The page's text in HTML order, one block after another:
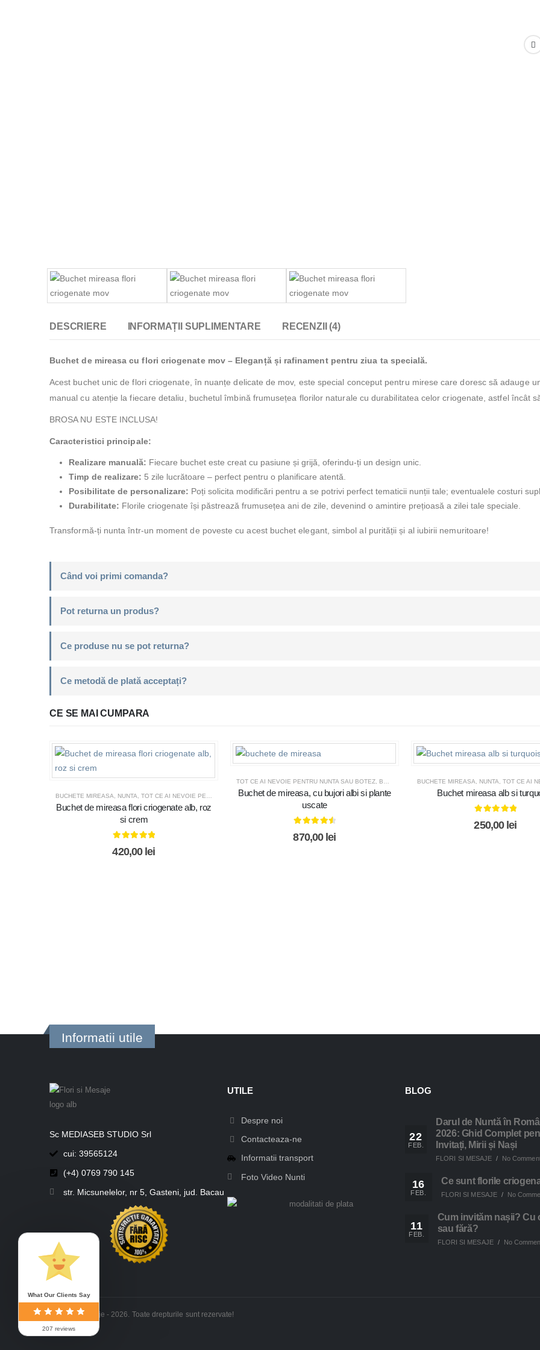
DESCRIERE INFORMAȚII SUPLIMENTARE RECENZII (4)
Buchet de mireasa cu flori criogenate mov – Eleganță și rafinament pentru ziua ta specială.
Acest buchet unic de flori criogenate, în nuanțe delicate de mov, este special conceput pentru mirese care doresc să adauge
manual cu atenție la fiecare detaliu, buchetul îmbină frumusețea florilor naturale cu durabilitatea celor criogenate, astfel încât
BROSA NU ESTE INCLUSA!
Caracteristici principale:
Realizare manuală: Fiecare buchet este creat cu pasiune și grijă, oferindu-ți un design unic.
Timp de realizare: 5 zile lucrătoare – perfect pentru o planificare atentă.
Posibilitate de personalizare: Poți solicita modificări pentru a se potrivi perfect tematicii nunții tale; eventualele costuri
Durabilitate: Florile criogenate își păstrează frumusețea ani de zile, devenind o amintire prețioasă a zilei tale speciale.
Transformă-ți nunta într-un moment de poveste cu acest buchet elegant, simbol al purității și al iubirii nemuritoare!
Când voi primi comanda?
Pot returna un produs?
Ce produse nu se pot returna?
Ce metodă de plată acceptați?
CE SE MAI CUMPARA
BUCHETE MIREASA, NUNTA, TOT CE AI NEVOIE PENTRU NUNTA SAU BOTEZ
Buchet de mireasa flori criogenate alb, roz
si crem
out of 5
420,00 lei
TOT CE AI NEVOIE PENTRU NUNTA SAU BOTEZ, BUCHETE MIREASA ,NUNTA
Buchet de mireasa, cu bujori albi si plante
uscate
out of 5
870,00 lei
BUCHETE MIREASA, NUNTA, TOT CE AI NEVOIE
Buchet mireasa alb si
out of 5
250,00 lei
Informatii utile
Sc MEDIASEB STUDIO Srl
cui: 39565124
(+4) 0769 790 145
str. Micsunelelor, nr 5, Gasteni, jud. Bacau
UTILE
Despre noi
Contacteaza-ne
Informatii transport
Foto Video Nunti
BLOG
22
FEB.
Darul de Nuntă în
2026: Ghid Complet
Invitați, Mirii și Nași
FLORI SI MESAJE / No
16
FEB.
Ce sunt florile
FLORI SI MESAJE / No
11
FEB.
Cum invităm nașii? Cu
sau fără?
FLORI SI MESAJE / No
© Flori si Mesaje - 2026. Toate drepturile sunt rezervate!
What Our Clients Say
207 reviews